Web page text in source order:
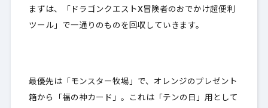
まずは、「ドラゴンクエストX冒険者のおでかけ超便利
ツール」で一通りのものを回収していきます。
最優先は「モンスター牧場」で、オレンジのプレゼント
箱から「福の神カード」。これは「テンの日」用として